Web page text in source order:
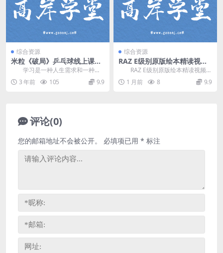
综合资源
米粒《破局》乒乓球线上课程
54节完整
学习是一种人生需求和一种态
度。只有不断学习，及时“充电”，才
能做到“百毒不侵...
3 年前 105 9.9
综合资源
RAZ E级别原版绘本精读视频
课(外教精读版) 百度网盘分享
RAZ E级别原版绘本精读视频课
(外教精读版)，精选12本RAZ E级别
非虚...1 月前 8 9.9
评论(0)
您的邮箱地址不会被公开。 必填项已用 * 标注